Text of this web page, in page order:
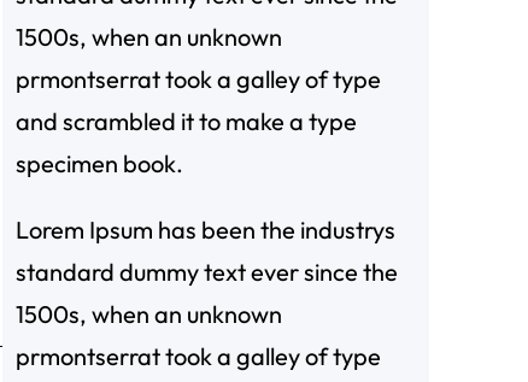
1500s, when an unknown
prmontserrat took a galley of type
and scrambled it to make a type
specimen book.
Lorem Ipsum has been the industrys
standard dummy text ever since the
1500s, when an unknown
prmontserrat took a galley of type